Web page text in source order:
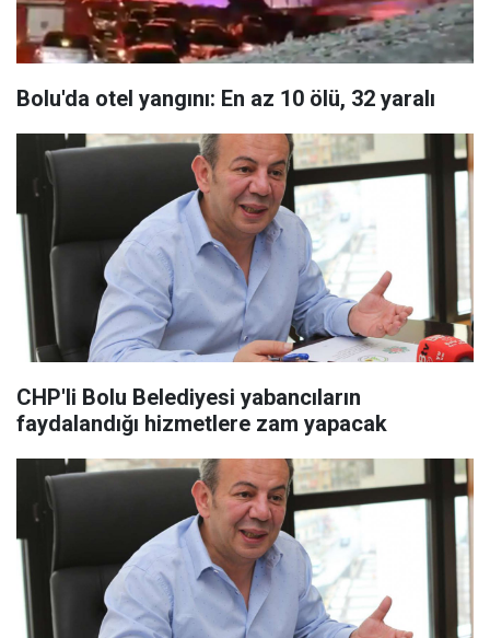
Bolu'da otel yangını: En az 10 ölü, 32 yaralı
CHP'li Bolu Belediyesi yabancıların
faydalandığı hizmetlere zam yapacak